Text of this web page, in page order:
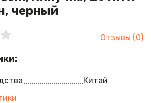
черный
Отзывы (0)
Китай